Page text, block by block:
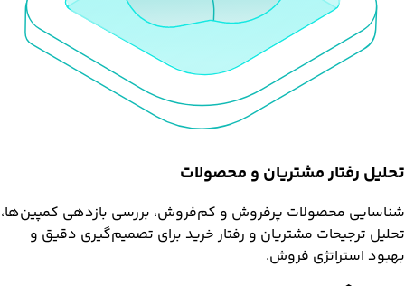
تحلیل رفتار مشتریان و محصولات
شناسایی محصولات پرفروش و کم‌فروش، بررسی بازدهی کمپین‌ها،
تحلیل ترجیحات مشتریان و رفتار خرید برای تصمیم‌گیری دقیق و
بهبود استراتژی فروش.